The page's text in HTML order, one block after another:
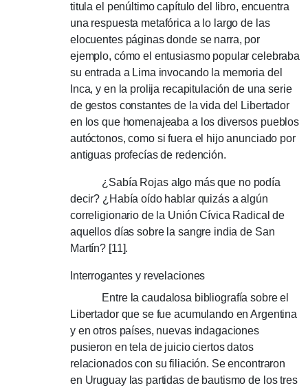
titula el penúltimo capítulo del libro, encuentra
una respuesta metafórica a lo largo de las
elocuentes páginas donde se narra, por
ejemplo, cómo el entusiasmo popular celebraba
su entrada a Lima invocando la memoria del
Inca, y en la prolija recapitulación de una serie
de gestos constantes de la vida del Libertador
en los que homenajeaba a los diversos pueblos
autóctonos, como si fuera el hijo anunciado por
antiguas profecías de redención.
¿Sabía Rojas algo más que no podía
decir? ¿Había oído hablar quizás a algún
correligionario de la Unión Cívica Radical de
aquellos días sobre la sangre india de San
Martín? [11].
Interrogantes y revelaciones
Entre la caudalosa bibliografía sobre el
Libertador que se fue acumulando en Argentina
y en otros países, nuevas indagaciones
pusieron en tela de juicio ciertos datos
relacionados con su filiación. Se encontraron
en Uruguay las partidas de bautismo de los tres